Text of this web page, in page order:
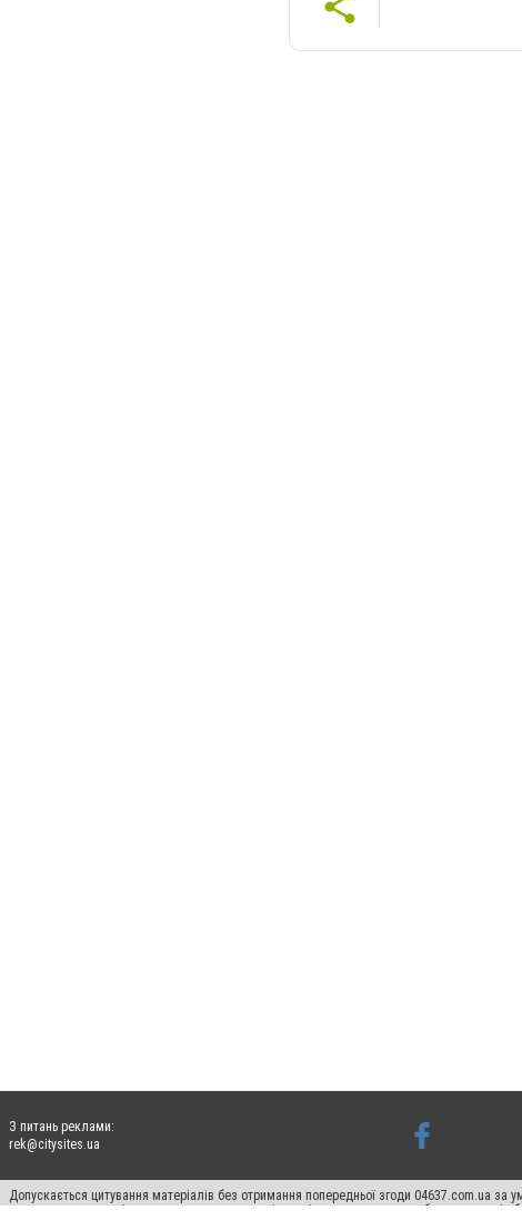
З питань реклами:
rek@citysites.ua
Допускається цитування матеріалів без отримання попередньої згоди 04637.com.ua
пошукових систем гіперпосилання на цитовані статті не нижче другого абзацу в